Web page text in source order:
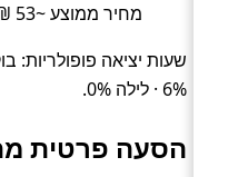
מחיר ממוצע ~53 ₪
6% · לילה 0%.
הסעה פרטית